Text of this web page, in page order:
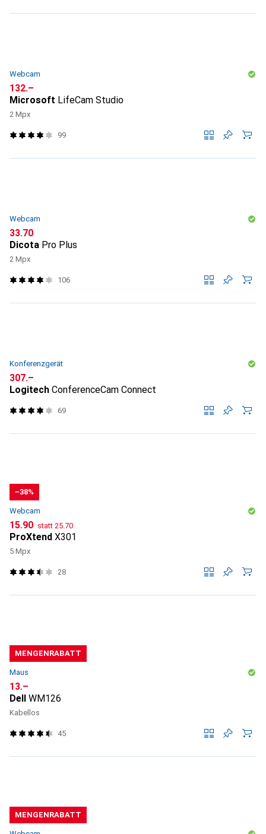
Webcam
CHF
132.–
Microsoft LifeCam Studio
2 Mpx
99
Webcam
CHF
33.70
Dicota Pro Plus
2 Mpx
106
Konferenzgerät
CHF
307.–
Logitech ConferenceCam Connect
69
−38%
Webcam
CHF
15.90 statt CHF
25.70
ProXtend X301
5 Mpx
28
MENGENRABATT
Maus
CHF
13.–
Dell WM126
Kabellos
45
MENGENRABATT